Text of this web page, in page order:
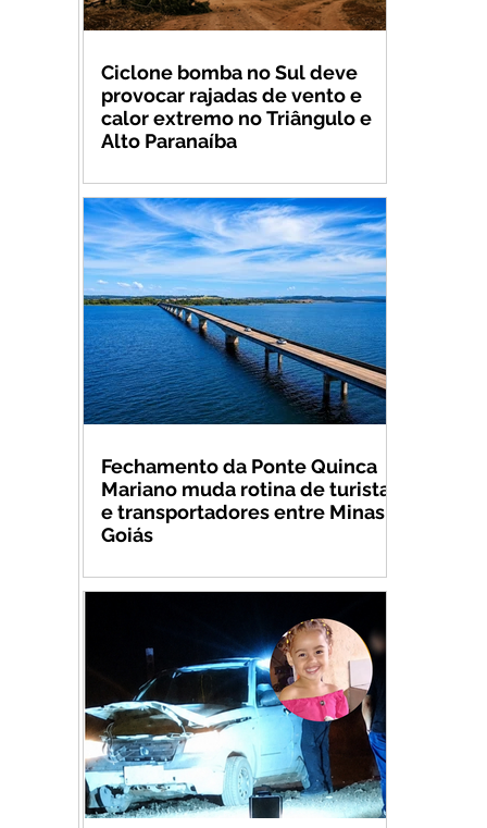
Ciclone bomba no Sul deve
provocar rajadas de vento e
calor extremo no Triângulo e
Alto Paranaíba
Fechamento da Ponte Quinca
Mariano muda rotina de turistas
e transportadores entre Minas e
Goiás